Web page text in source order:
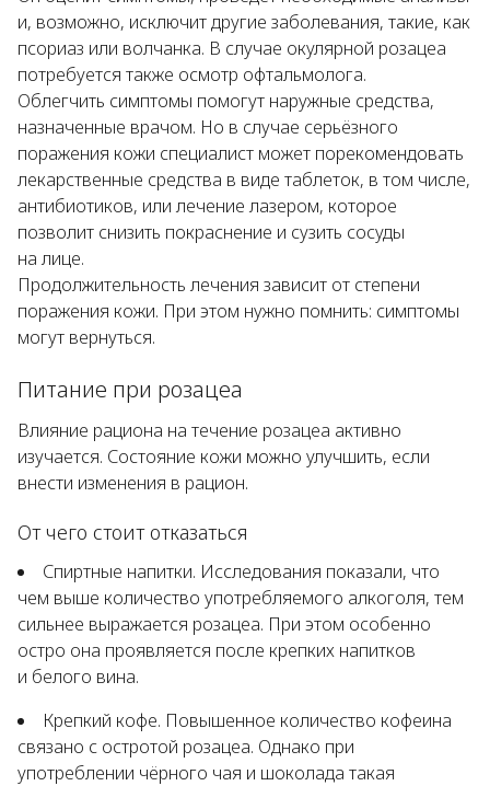
и, возможно, исключит другие заболевания, такие, как
псориаз или волчанка. В случае окулярной розацеа
потребуется также осмотр офтальмолога.
Облегчить симптомы помогут наружные средства,
назначенные врачом. Но в случае серьёзного
поражения кожи специалист может порекомендовать
лекарственные средства в виде таблеток, в том числе,
антибиотиков, или лечение лазером, которое
позволит снизить покраснение и сузить сосуды
на лице.
Продолжительность лечения зависит от степени
поражения кожи. При этом нужно помнить: симптомы
могут вернуться.
Питание при розацеа
Влияние рациона на течение розацеа активно
изучается. Состояние кожи можно улучшить, если
внести изменения в рацион.
От чего стоит отказаться
Спиртные напитки. Исследования показали, что
чем выше количество употребляемого алкоголя, тем
сильнее выражается розацеа. При этом особенно
остро она проявляется после крепких напитков
и белого вина.
Крепкий кофе. Повышенное количество кофеина
связано с остротой розацеа. Однако при
употреблении чёрного чая и шоколада такая